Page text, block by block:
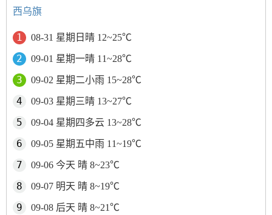
西乌旗
08-31 星期日晴 12~25℃
09-01 星期一晴 11~28℃
09-02 星期二小雨 15~28℃
09-03 星期三晴 13~27℃
09-04 星期四多云 13~28℃
09-05 星期五中雨 11~19℃
09-06 今天 晴 8~23℃
09-07 明天 晴 8~19℃
09-08 后天 晴 8~21℃